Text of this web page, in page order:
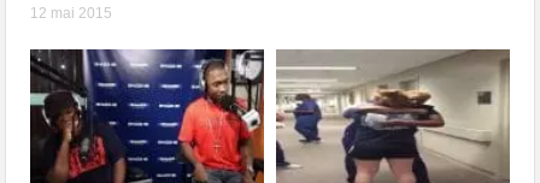
12 mai 2015